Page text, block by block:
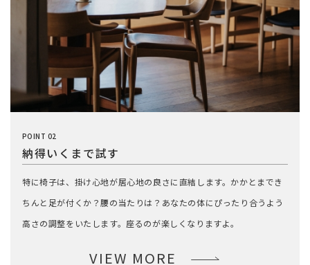
POINT 02
納得いくまで試す
特に椅子は、掛け心地が居心地の良さに直結します。かかとまでき
ちんと足が付くか？腰の当たりは？あなたの体にぴったり合うよう
高さの調整をいたします。座るのが楽しくなりますよ。
VIEW MORE